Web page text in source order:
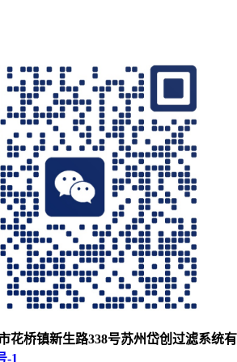
花桥镇新生路338号苏州岱创过滤系统
-1